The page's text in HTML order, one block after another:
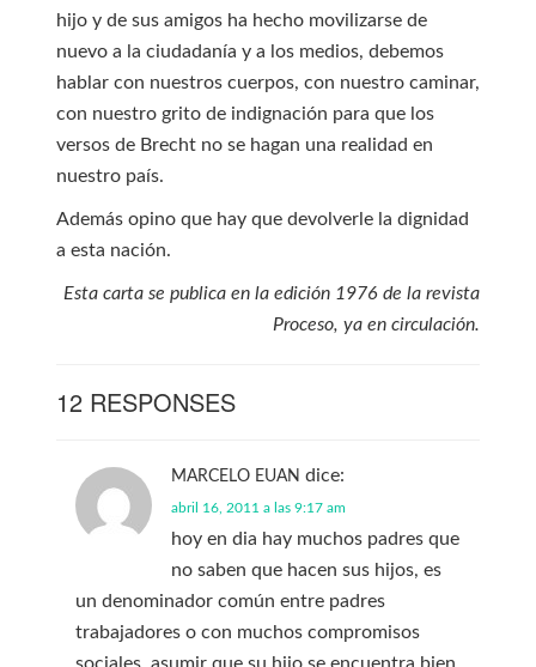
hijo y de sus amigos ha hecho movilizarse de
nuevo a la ciudadanía y a los medios, debemos
hablar con nuestros cuerpos, con nuestro caminar,
con nuestro grito de indignación para que los
versos de Brecht no se hagan una realidad en
nuestro país.
Además opino que hay que devolverle la dignidad
a esta nación.
Esta carta se publica en la edición 1976 de la revista
Proceso, ya en circulación.
12 RESPONSES
MARCELO EUAN dice:
abril 16, 2011 a las 9:17 am
hoy en dia hay muchos padres que
no saben que hacen sus hijos, es
un denominador común entre padres
trabajadores o con muchos compromisos